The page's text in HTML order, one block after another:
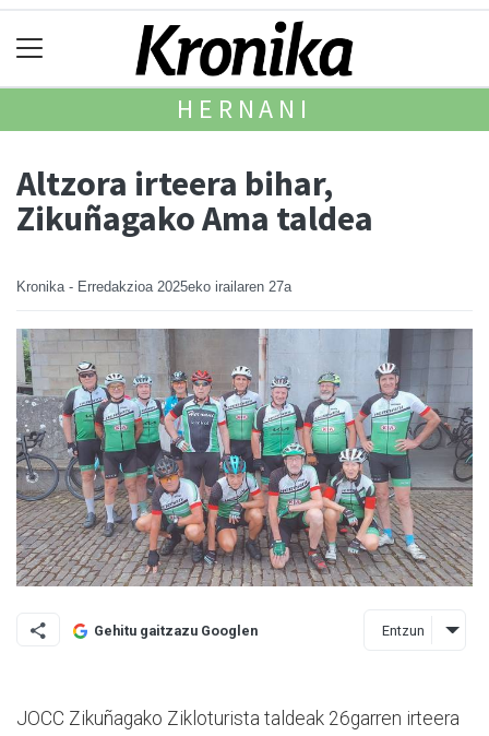
HERNANI
Altzora irteera bihar,
Zikuñagako Ama taldea
Kronika - Erredakzioa 2025eko irailaren 27a
Gehitu gaitzazu Googlen Entzun
JOCC Zikuñagako Zikloturista taldeak 26garren irteera